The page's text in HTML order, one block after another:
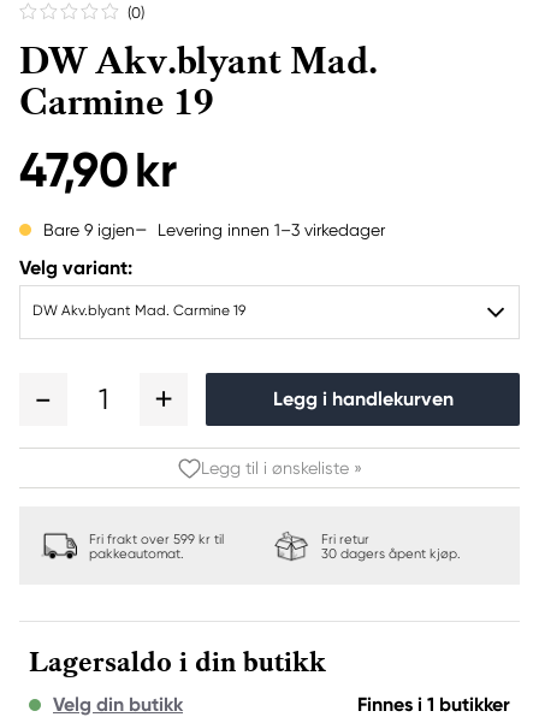
(0)
DW Akv.blyant Mad.
Carmine 19
47,90 kr
Bare 9 igjen Levering innen 1–3 virkedager
Velg variant:
DW Akv.blyant Mad. Carmine 19
1 Legg i handlekurven
Legg til i ønskeliste »
Fri frakt over 599 kr til
pakkeautomat.
Fri retur
30 dagers åpent kjøp.
Lagersaldo i din butikk
Velg din butikk Finnes i 1 butikker